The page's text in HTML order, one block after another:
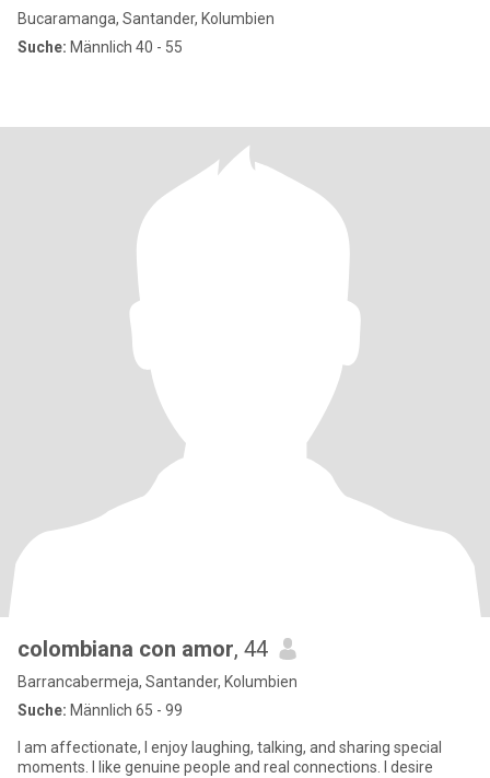
Bucaramanga, Santander, Kolumbien
Suche: Männlich 40 - 55
colombiana con amor, 44
Barrancabermeja, Santander, Kolumbien
Suche: Männlich 65 - 99
I am affectionate, I enjoy laughing, talking, and sharing special
moments. I like genuine people and real connections. I desire